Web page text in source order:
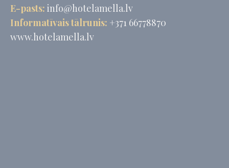
E-pasts: info@hotelamella.lv
Informatīvais tālrunis: +371 66778870
www.hotelamella.lv